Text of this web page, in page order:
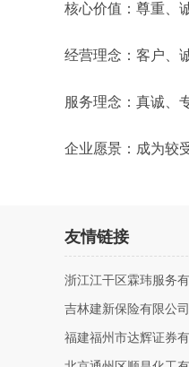
核心价值：尊重、
经营理念：客户、
服务理念：真诚、
企业愿景：成为较
友情链接
浙江江干区霖玮服务
吉林建新保险有限公司
福建福州市达辉证券